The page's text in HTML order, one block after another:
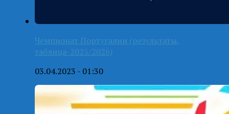
Чемпионат Португалии (результаты,
таблица-2025/2026)
03.04.2023 - 01:30